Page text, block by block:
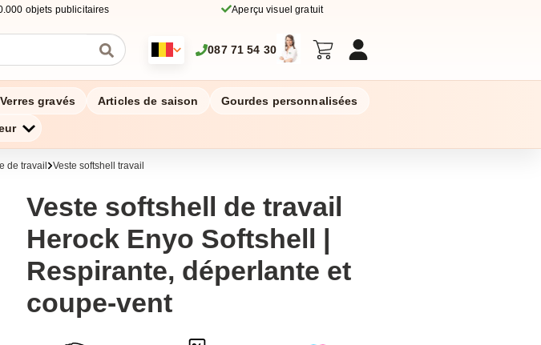
objets publicitaires Aperçu visuel gratuit
087 71 54 30
Verres gravés Articles de saison Gourdes personnalisées
de travail Veste softshell travail
Veste softshell de travail
Herock Enyo Softshell |
Respirante, déperlante et
coupe-vent